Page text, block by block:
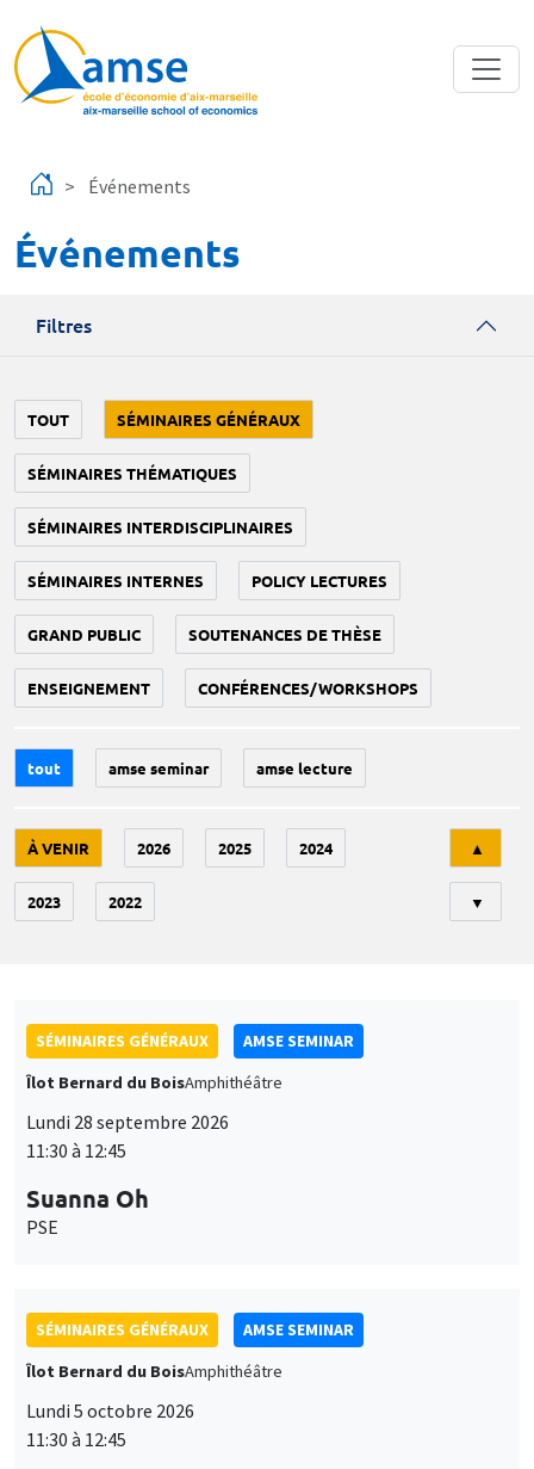
Événements
Événements
Filtres
TOUT SÉMINAIRES GÉNÉRAUX
SÉMINAIRES THÉMATIQUES
SÉMINAIRES INTERDISCIPLINAIRES
SÉMINAIRES INTERNES POLICY LECTURES
GRAND PUBLIC SOUTENANCES DE THÈSE
ENSEIGNEMENT CONFÉRENCES/WORKSHOPS
tout amse seminar amse lecture
À VENIR 2026 2025 2024
2023 2022
▲
▼
SÉMINAIRES GÉNÉRAUX
AMSE SEMINAR
Îlot Bernard du BoisAmphithéâtre
Lundi 28 septembre 2026
11:30 à 12:45
Suanna Oh
PSE
SÉMINAIRES GÉNÉRAUX
AMSE SEMINAR
Îlot Bernard du BoisAmphithéâtre
Lundi 5 octobre 2026
11:30 à 12:45